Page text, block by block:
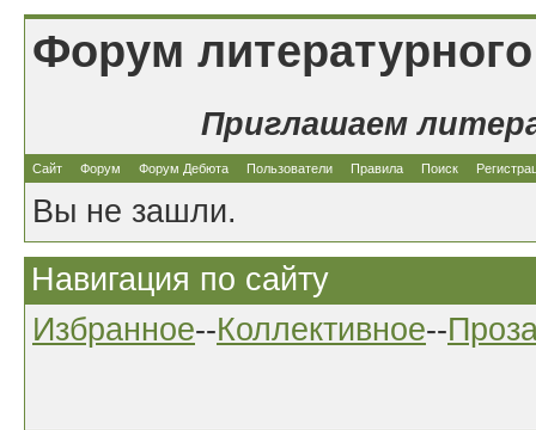
Форум
Приглашаем
Сайт Форум Форум Дебюта Пользователи Правила Поиск
Вы не зашли.
Навигация по сайту
Избранное--Коллективное--